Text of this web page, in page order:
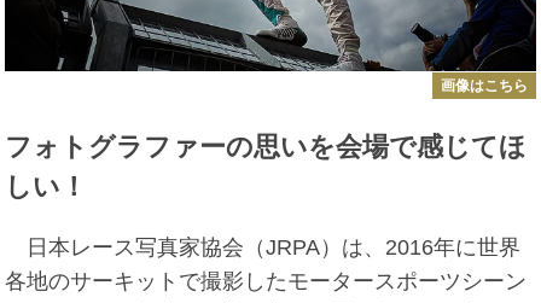
画像はこちら
フォトグラファーの思いを会場で感じてほ
しい！
日本レース写真家協会（JRPA）は、2016年に世界
各地のサーキットで撮影したモータースポーツシーン